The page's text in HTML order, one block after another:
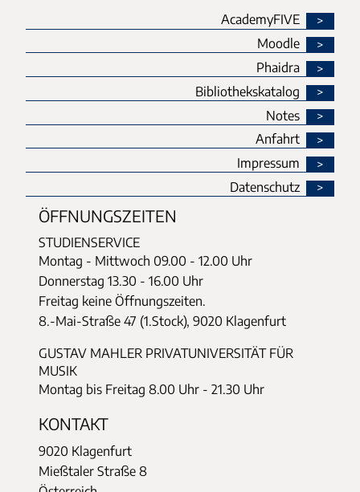
AcademyFIVE
Moodle
Phaidra
Bibliothekskatalog
Notes
Anfahrt
Impressum
Datenschutz
ÖFFNUNGSZEITEN
STUDIENSERVICE
Montag - Mittwoch 09.00 - 12.00 Uhr
Donnerstag 13.30 - 16.00 Uhr
Freitag keine Öffnungszeiten.
8.-Mai-Straße 47 (1.Stock), 9020 Klagenfurt
GUSTAV MAHLER PRIVATUNIVERSITÄT FÜR
MUSIK
Montag bis Freitag 8.00 Uhr - 21.30 Uhr
KONTAKT
9020 Klagenfurt
Mießtaler Straße 8